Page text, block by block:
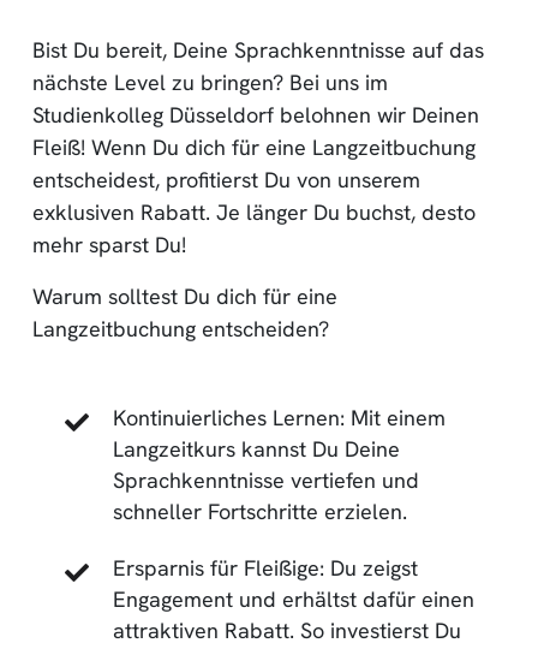
Bist Du bereit, Deine Sprachkenntnisse auf das
nächste Level zu bringen? Bei uns im
Studienkolleg Düsseldorf belohnen wir Deinen
Fleiß! Wenn Du dich für eine Langzeitbuchung
entscheidest, profitierst Du von unserem
exklusiven Rabatt. Je länger Du buchst, desto
mehr sparst Du!
Warum solltest Du dich für eine
Langzeitbuchung entscheiden?
Kontinuierliches Lernen: Mit einem
Langzeitkurs kannst Du Deine
Sprachkenntnisse vertiefen und
schneller Fortschritte erzielen.
Ersparnis für Fleißige: Du zeigst
Engagement und erhältst dafür einen
attraktiven Rabatt. So investierst Du